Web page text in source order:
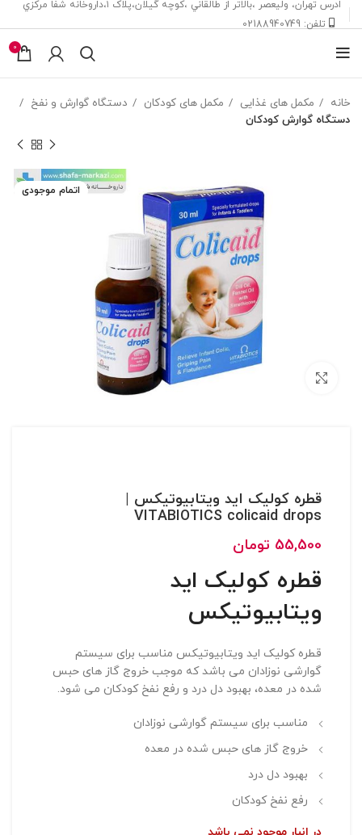
ادرس تهران، ‎وليعصر ،بالاتر از طالقاني ،كوچه گيلان،پلاک ۱،داروخانه شفا مركزي
تلفن: 02188940749
0
خانه مکمل های غذایی مکمل های کودکان
دستگاه گوارش و نفخ
دستگاه گوارش کودکان
اتمام موجودی
قطره کولیک اید ویتابیوتیکس |
VITABIOTICS colicaid drops
55,500 تومان
قطره کولیک اید
ویتابیوتیکس
قطره کولیک اید ویتابیوتیکس مناسب برای سیستم
گوارشی نوزادان می باشد که موجب خروج گاز های حبس
شده در معده، بهبود دل درد و رفع نفخ کودکان می شود.
مناسب برای سیستم گوارشی نوزادان
خروج گاز های حبس شده در معده
بهبود دل درد
رفع نفخ کودکان